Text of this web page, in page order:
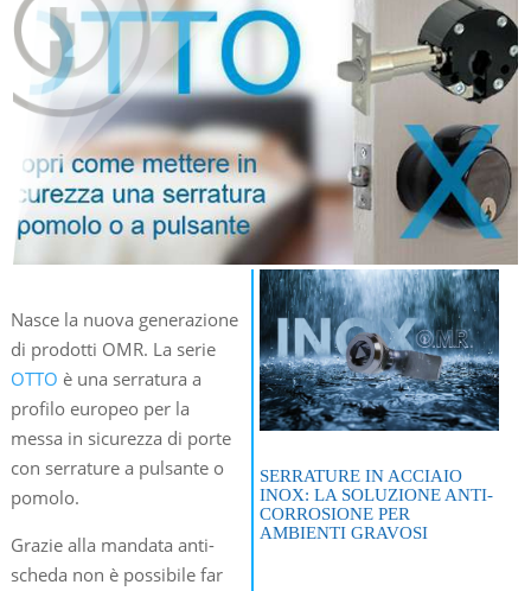
Nasce la nuova generazione
di prodotti OMR. La serie
OTTO è una serratura a
profilo europeo per la
messa in sicurezza di porte
con serrature a pulsante o
pomolo.
Grazie alla mandata anti-
scheda non è possibile far
SERRATURE IN ACCIAIO
INOX: LA SOLUZIONE ANTI-
CORROSIONE PER
AMBIENTI GRAVOSI